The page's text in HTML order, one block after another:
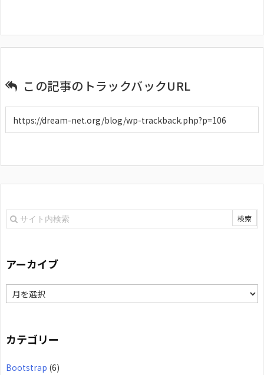
この記事のトラックバックURL
アーカイブ
ア
カ
カテゴリー
Bootstrap (6)